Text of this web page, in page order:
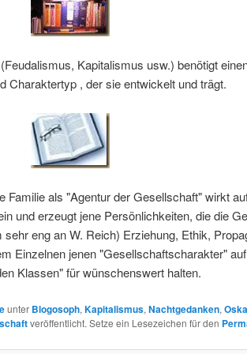
Kapitalismus usw.) benötigt
Charaktertyp , der sie entwickelt und trägt.
Familie als "Agentur der Gesellschaft" wirkt
und erzeugt jene Persönlichkeiten, die die
eng an W. Reich) Erziehung, Ethik,
Einzelnen jenen "Gesellschaftscharakter"
Klassen" für wünschenswert halten.
unter Blogosoph, Kapitalismus, Nachtgedanken,
veröffentlicht. Setze ein Lesezeichen für den